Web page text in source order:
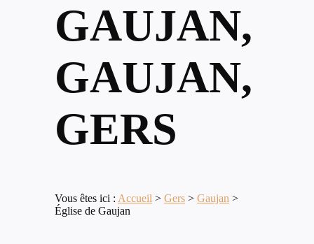
GAUJAN,
GAUJAN,
GERS
Vous êtes ici : Accueil > Gers > Gaujan >
Église de Gaujan